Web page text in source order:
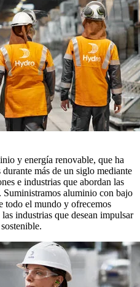
y energía renovable, que ha
más de un siglo mediante
e industrias que abordan las
Suministramos aluminio con bajo
todo el mundo y ofrecemos
industrias que desean impulsar